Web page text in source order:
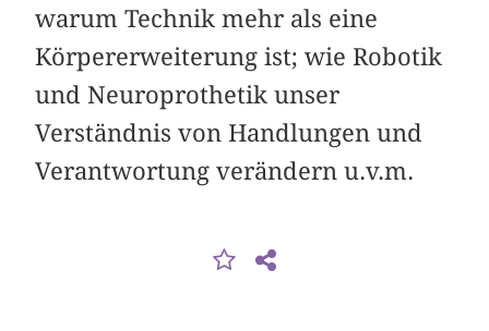
warum Technik mehr als eine
Körpererweiterung ist; wie Robotik
und Neuroprothetik unser
Verständnis von Handlungen und
Verantwortung verändern u.v.m.